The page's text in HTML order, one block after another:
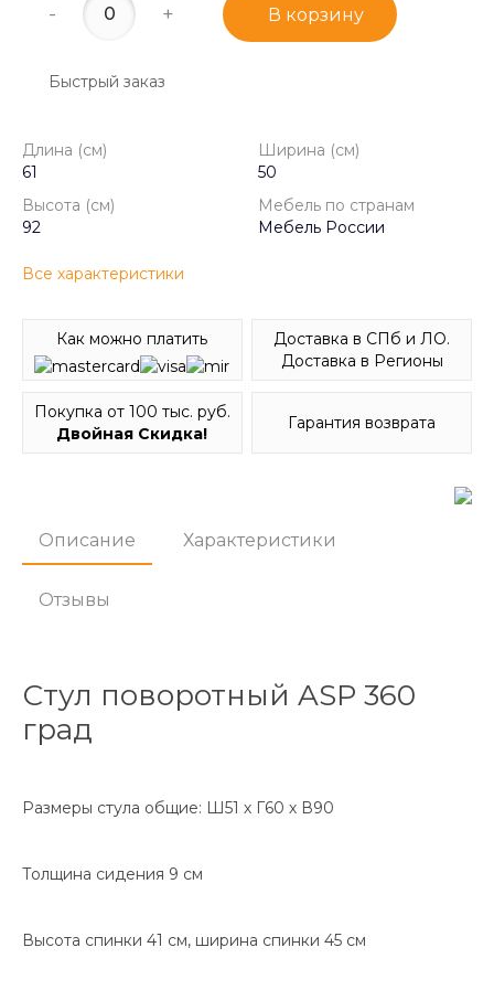
- + В корзину
Быстрый заказ
Длина (см)
61
Ширина (см)
50
Высота (см)
92
Мебель по странам
Мебель России
Все характеристики
Как можно платить
Доставка в СПб и ЛО.
Доставка в Регионы
Покупка от 100 тыс. руб.
Двойная Скидка!
Гарантия возврата
Описание Характеристики
Отзывы
Стул поворотный ASP 360
град
Размеры стула общие: Ш51 х Г60 х В90
Толщина сидения 9 см
Высота спинки 41 см, ширина спинки 45 см